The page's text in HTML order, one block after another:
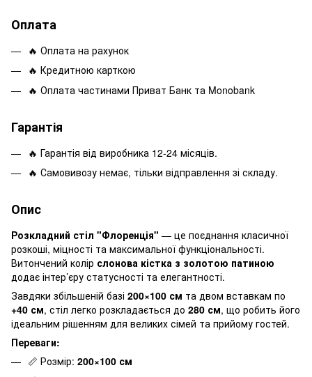
Оплата
🔥 Оплата на рахунок
🔥 Кредитною карткою
🔥 Оплата частинами Приват Банк та Monobank
Гарантія
🔥 Гарантія від виробника 12-24 місяців.
🔥 Самовивозу немає, тільки відправлення зі складу.
Опис
Розкладний стіл "Флоренція" — це поєднання класичної
розкоші, міцності та максимальної функціональності.
Витончений колір слонова кістка з золотою патиною
додає інтер’єру статусності та елегантності.
Завдяки збільшеній базі 200×100 см та двом вставкам по
+40 см, стіл легко розкладається до 280 см, що робить його
ідеальним рішенням для великих сімей та прийому гостей.
Переваги:
📏 Розмір: 200×100 см